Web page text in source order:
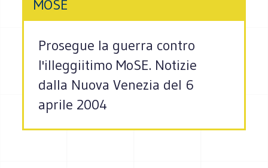
MOSE
Prosegue la guerra contro
l'illeggiitimo MoSE. Notizie
dalla Nuova Venezia del 6
aprile 2004